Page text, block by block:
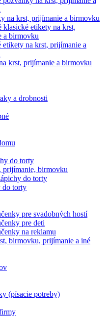
na krst, prijímanie a birmovku
klasické etikety na krst,
a birmovku
etikety na krst, prijímanie a
krst, prijímanie a birmovku
a drobnosti
do torty
prijímanie, birmovku
do torty
do torty
pre svadobných hostí
pre deti
na reklamu
birmovku, prijímanie a iné
(písacie potreby)